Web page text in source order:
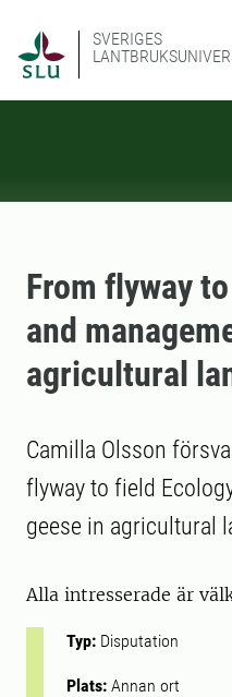
SVERIGES
From flyway
and
agricultural
Camilla Olsson
flyway to field
geese in agricultural
Alla intresserade är
Typ: Disputation
Plats: Annan ort